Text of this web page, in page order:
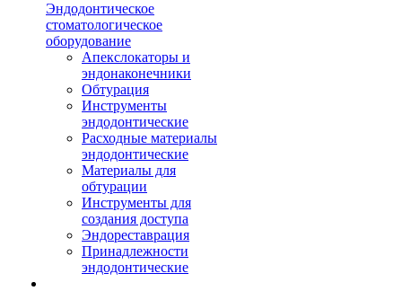
Эндодонтическое
стоматологическое
оборудование
Апекслокаторы и
эндонаконечники
Обтурация
Инструменты
эндодонтические
Расходные материалы
эндодонтические
Материалы для
обтурации
Инструменты для
создания доступа
Эндореставрация
Принадлежности
эндодонтические